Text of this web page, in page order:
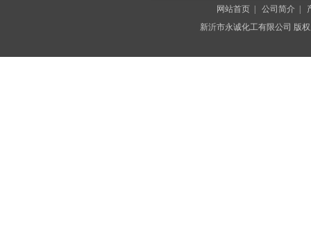
网站首页| 公司简介|
新沂市永诚化工有限公司 版